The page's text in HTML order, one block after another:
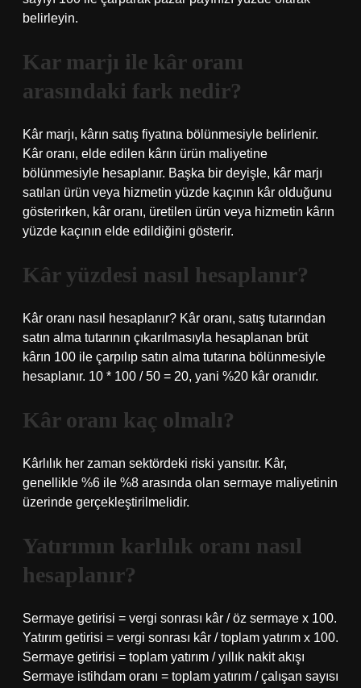
belirleyin.
Kar marjı ile kâr oranı
arasındaki fark nedir?
Kâr marjı, kârın satış fiyatına bölünmesiyle belirlenir.
Kâr oranı, elde edilen kârın ürün maliyetine
bölünmesiyle hesaplanır. Başka bir deyişle, kâr marjı
satılan ürün veya hizmetin yüzde kaçının kâr olduğunu
gösterirken, kâr oranı, üretilen ürün veya hizmetin kârın
yüzde kaçının elde edildiğini gösterir.
Kâr yüzdesi nasıl hesaplanır?
Kâr oranı nasıl hesaplanır? Kâr oranı, satış tutarından
satın alma tutarının çıkarılmasıyla hesaplanan brüt
kârın 100 ile çarpılıp satın alma tutarına bölünmesiyle
hesaplanır. 10 * 100 / 50 = 20, yani %20 kâr oranıdır.
Kâr oranı kaç olmalı?
Kârlılık her zaman sektördeki riski yansıtır. Kâr,
genellikle %6 ile %8 arasında olan sermaye maliyetinin
üzerinde gerçekleştirilmelidir.
Yatırımın karlılık oranı nasıl
hesaplanır?
Sermaye getirisi = vergi sonrası kâr / öz sermaye x 100.
Yatırım getirisi = vergi sonrası kâr / toplam yatırım x 100.
Sermaye getirisi = toplam yatırım / yıllık nakit akışı
Sermaye istihdam oranı = toplam yatırım / çalışan sayısı